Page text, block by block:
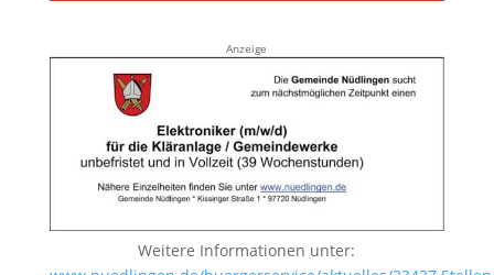
Anzeige
Weitere Informationen unter: